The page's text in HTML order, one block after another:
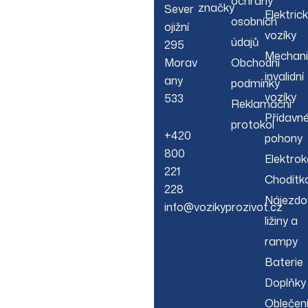
Sever
ojižní
295
Morav
any
533
+420
800
221
228
info@vozikyprozivot.cz
značky
osobních
údajů
Obchodní
podmínky
Reklamační
protokol
vozíky
invalidní
vozíky
pohony
ližiny a
rampy
Baterie
Doplňky
Oblečení